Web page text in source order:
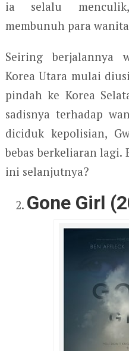
ia selalu
membunuh para
Seiring berjalannya
Korea Utara mulai
pindah ke Korea
sadisnya terhadap
diciduk kepolisian,
bebas berkeliaran lagi.
ini selanjutnya?
Gone Girl